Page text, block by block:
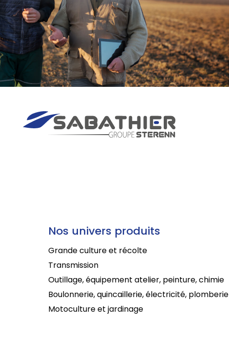
Nos univers produits
Grande culture et récolte
Transmission
Outillage, équipement atelier, peinture, chimie
Boulonnerie, quincaillerie, électricité, plomberie
Motoculture et jardinage